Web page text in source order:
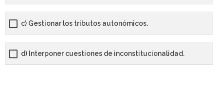
c) Gestionar los tributos autonómicos.
d) Interponer cuestiones de inconstitucionalidad.